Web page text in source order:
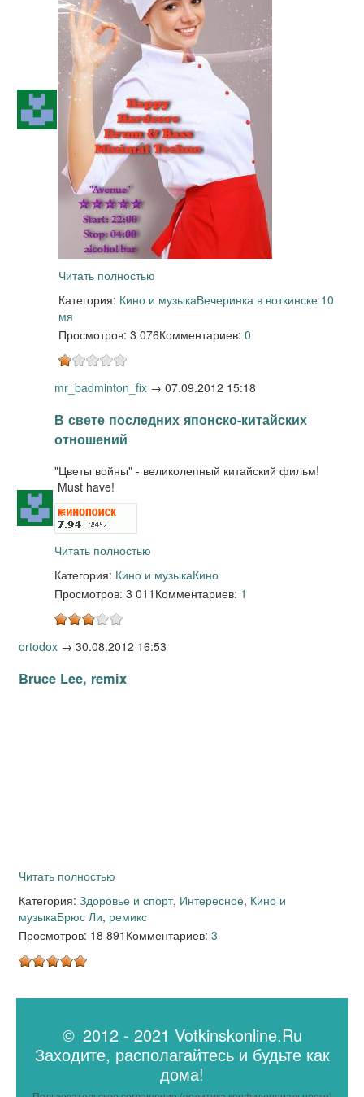
Читать полностью
Категория: Кино и музыкаВечеринка в воткинске 10
мя
Просмотров: 3 076Комментариев: 0
mr_badminton_fix → 07.09.2012 15:18
В свете последних японско-китайских
отношений
"Цветы войны" - великолепный китайский фильм!
Must have!
Читать полностью
Категория: Кино и музыкаКино
Просмотров: 3 011 Комментариев: 1
ortodox → 30.08.2012 16:53
Bruce Lee, remix
Читать полностью
Категория: Здоровье и спорт, Интересное, Кино и
музыкаБрюс Ли, ремикс
Просмотров: 18 891 Комментариев: 3
© 2012 - 2021 Votkinskonline.Ru
Заходите, располагайтесь и будьте как
дома!